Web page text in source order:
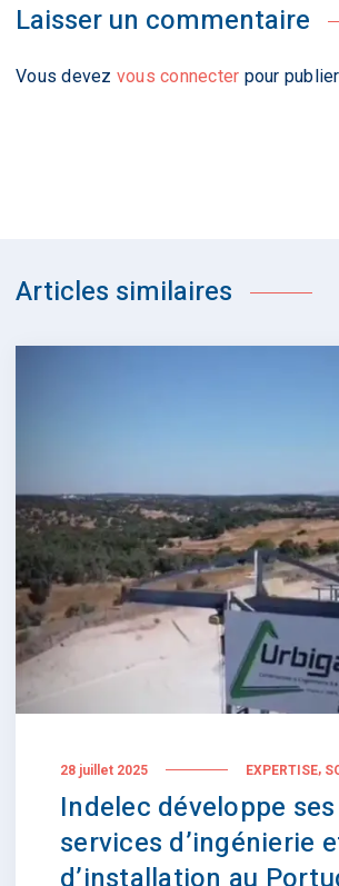
Laisser un commentaire
Vous devez vous connecter pour
Articles similaires
28 juillet 2025 EXPERTISE,
Indelec développe ses
services d’ingénierie